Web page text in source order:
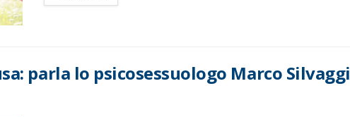
parla lo psicosessuologo Marco Silvaggi